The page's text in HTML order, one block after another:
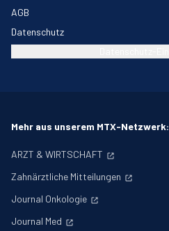
AGB
Datenschutz
Mehr aus unserem MTX-Netzwerk:
ARZT & WIRTSCHAFT
Zahnärztliche Mitteilungen
Journal Onkologie
Journal Med